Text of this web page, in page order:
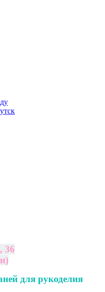
36
для рукоделия